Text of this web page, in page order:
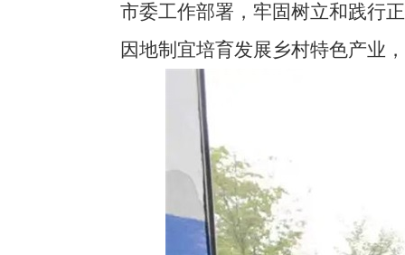
市委工作部署，牢固树立和践行
因地制宜培育发展乡村特色产业